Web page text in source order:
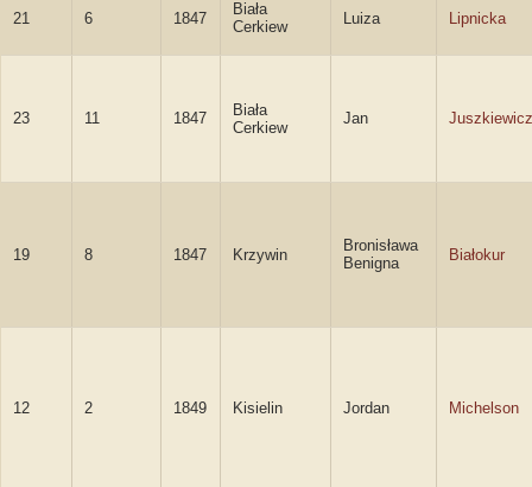
21 6 1847
Biała
Cerkiew
Luiza Lipnicka
23 11 1847
Biała
Cerkiew
Jan Juszkiewicz
19 8 1847 Krzywin
Bronisława
Benigna
Białokur
12 2 1849 Kisielin Jordan Michelson